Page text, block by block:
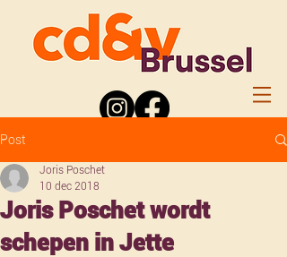
Post
Joris Poschet wordt
schepen in Jette
Joris Poschet
10 dec 2018